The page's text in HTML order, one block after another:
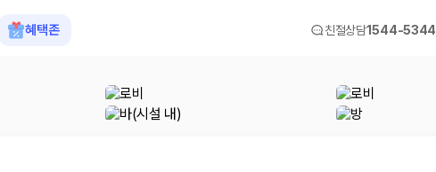
혜택존 친절상담1544-5344